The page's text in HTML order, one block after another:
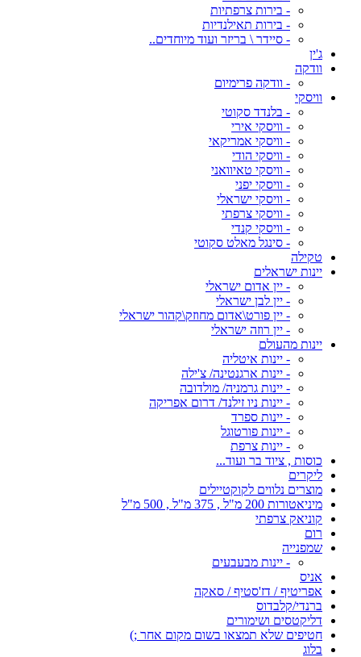
- בירות צרפתיות
- בירות תאילנדיות
- סיידר \ בריזר ועוד מיוחדים..
ג'ין
וודקה
- וודקה פרימיום
וויסקי
- בלנדד סקוטי
- וויסקי אירי
- וויסקי אמריקאי
- וויסקי הודי
- וויסקי טאיוואני
- וויסקי יפני
- וויסקי ישראלי
- וויסקי צרפתי
- וויסקי קנדי
- סינגל מאלט סקוטי
טקילה
יינות ישראלים
- יין אדום ישראלי
- יין לבן ישראלי
- יין פורט\אדום מחוזק\קהור ישראלי
- יין רוזה ישראלי
יינות מהעולם
- יינות איטליה
- יינות ארגנטינה/ צ'ילה
- יינות גרמניה/ מולדובה
- יינות ניו זילנד/ דרום אפריקה
- יינות ספרד
- יינות פורטוגל
- יינות צרפת
כוסות , ציוד בר ועוד...
ליקרים
מוצרים נלווים לקוקטיילים
מיניאטורות 200 מ"ל , 375 מ"ל , 500 מ"ל
קוניאק צרפתי
רום
שמפנייה
- יינות מבעבעים
אניס
אפריטיף / דז'סטיף / סאקה
ברנדי/קלבדוס
דליקטסים ושימורים
חטיפים שלא תמצאו בשום מקום אחר ;)
בלוג